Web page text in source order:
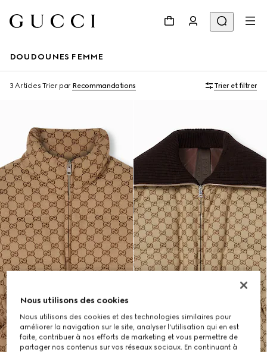
DOUDOUNES FEMME
3 Articles Trier par Recommandations Trier et filtrer
Nous utilisons des cookies
Nous utilisons des cookies et des technologies similaires pour
améliorer la navigation sur le site, analyser l'utilisation qui en est
faite, contribuer à nos efforts de marketing et vous permettre de
partager nos contenus sur vos réseaux sociaux. En continuant à